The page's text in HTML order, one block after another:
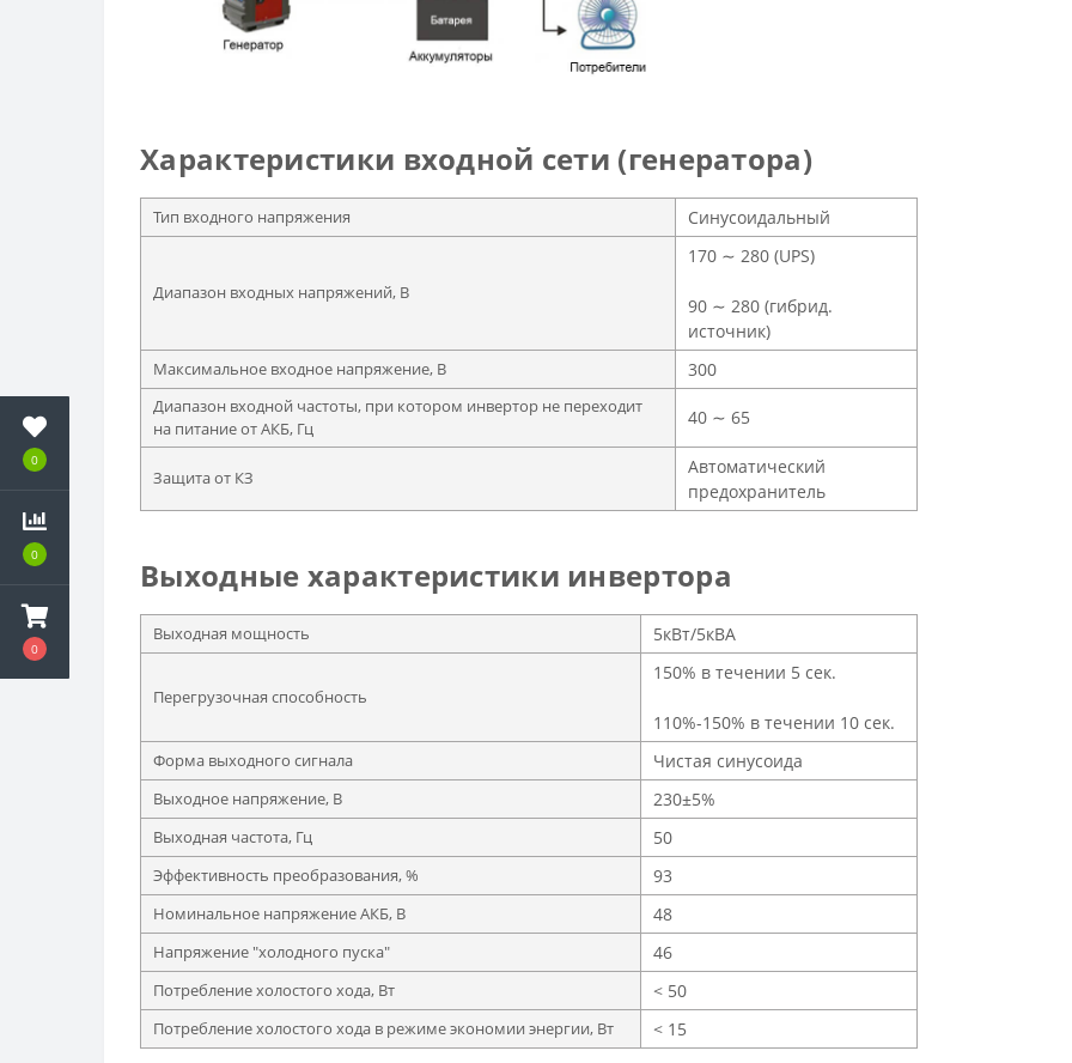
0
0
0
Характеристики входной сети (генератора)
Тип входного напряжения Синусоидальный
Диапазон входных напряжений, В
170 ∼ 280 (UPS)
90 ∼ 280 (гибрид.
источник)
Максимальное входное напряжение, В 300
Диапазон входной частоты, при котором инвертор не переходит
на питание от АКБ, Гц
40 ∼ 65
Защита от КЗ
Автоматический
предохранитель
Выходные характеристики инвертора
Выходная мощность 5кВт/5кВА
Перегрузочная способность
150% в течении 5 сек.
110%-150% в течении 10 сек.
Форма выходного сигнала Чистая синусоида
Выходное напряжение, В 230±5%
Выходная частота, Гц 50
Эффективность преобразования, % 93
Номинальное напряжение АКБ, В 48
Напряжение "холодного пуска" 46
Потребление холостого хода, Вт < 50
Потребление холостого хода в режиме экономии энергии, Вт < 15